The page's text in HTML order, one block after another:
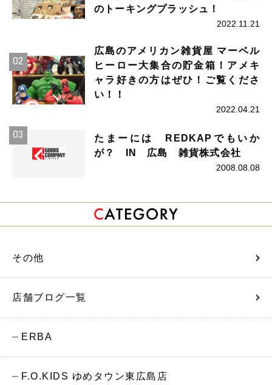
のトーキングプラッシュ！
2022.11.21
広島のアメリカン雑貨屋 マーベル
ヒーロー大集合の貯金箱！アメキ
ャラ好きの方はぜひ！ご覧くださ
い！！
2022.04.21
たまーには REDKAPでもいか
が？ IN 広島 雑貨株式会社
2008.08.08
その他
店舗ブログ一覧
ERBA
F.O.KIDS ゆめタウン東広島店